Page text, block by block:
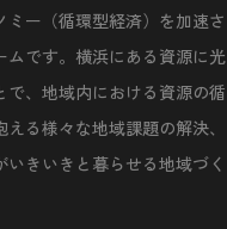
ー（循環型経済）を加速さ
ムです。横浜にある資源に光
で、地域内における資源の循
る様々な地域課題の解決、
きいきと暮らせる地域づく